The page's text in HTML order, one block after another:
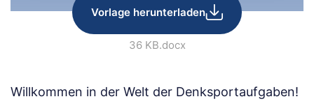
Vorlage herunterladen
36 KB.docx
Willkommen in der Welt der Denksportaufgaben!